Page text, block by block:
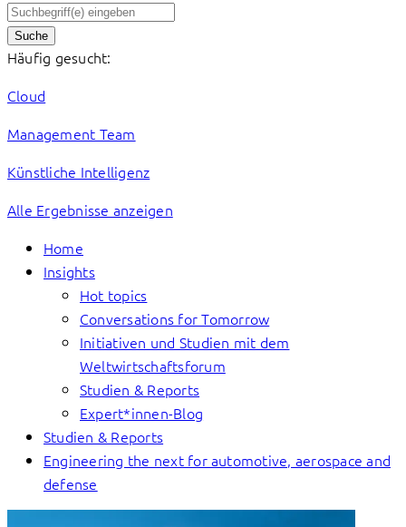
Suche
Häufig gesucht:
Cloud
Management Team
Künstliche Intelligenz
Alle Ergebnisse anzeigen
Home
Insights
Hot topics
Conversations for Tomorrow
Initiativen und Studien mit dem
Weltwirtschaftsforum
Studien & Reports
Expert*innen-Blog
Studien & Reports
Engineering the next for automotive, aerospace and
defense